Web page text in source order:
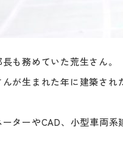
も務めていた荒生さん。
が生まれた年に建築さ
ターやCAD、小型車両